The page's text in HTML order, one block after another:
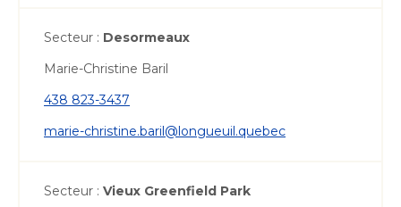
Secteur : Desormeaux
Marie-Christine Baril
438 823-3437
marie-christine.baril@longueuil.quebec
Secteur : Vieux Greenfield Park